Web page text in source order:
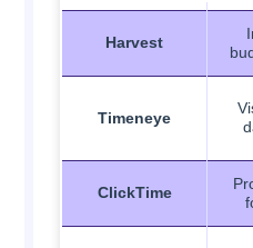
Harvest
Timeneye
ClickTime